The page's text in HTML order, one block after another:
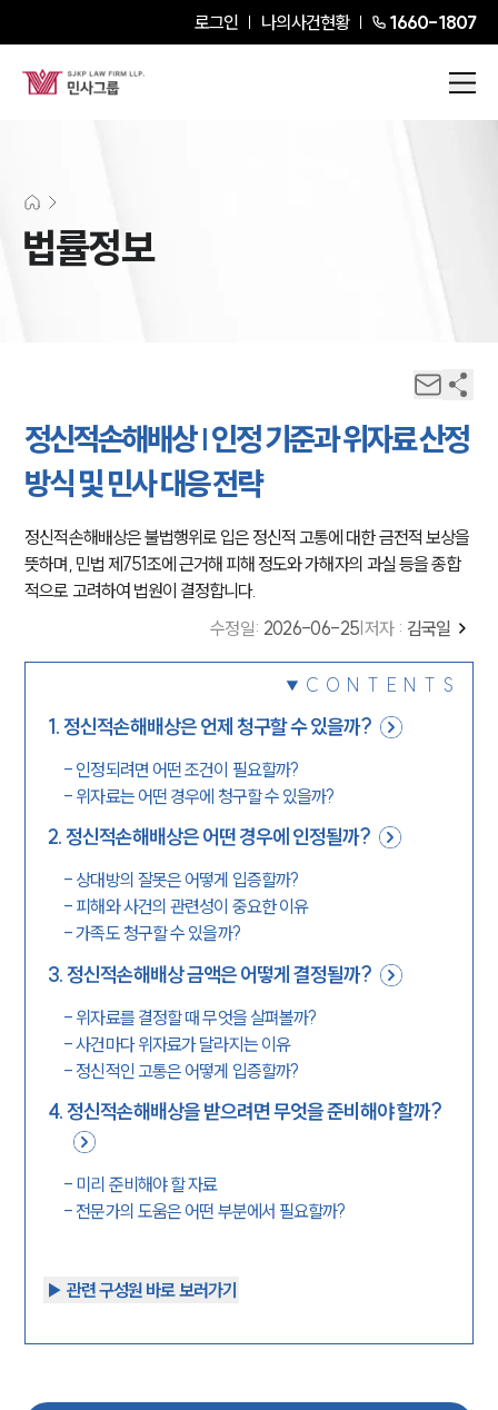
로그인 나의사건현황 1660-1807
법률정보
정신적손해배상 | 인정 기준과 위자료 산정
방식 및 민사 대응 전략
정신적손해배상은 불법행위로 입은 정신적 고통에 대한 금전적 보상을
뜻하며, 민법 제751조에 근거해 피해 정도와 가해자의 과실 등을 종합
적으로 고려하여 법원이 결정합니다.
수정일: 2026-06-25 저자 : 김국일
CONTENTS
1.정신적손해배상은 언제 청구할 수 있을까?
- 인정되려면 어떤 조건이 필요할까?
- 위자료는 어떤 경우에 청구할 수 있을까?
2.정신적손해배상은 어떤 경우에 인정될까?
- 상대방의 잘못은 어떻게 입증할까?
- 피해와 사건의 관련성이 중요한 이유
-가족도 청구할 수 있을까?
3.정신적손해배상 금액은 어떻게 결정될까?
- 위자료를 결정할 때 무엇을 살펴볼까?
-사건마다 위자료가 달라지는 이유
- 정신적인 고통은 어떻게 입증할까?
4.정신적손해배상을 받으려면 무엇을 준비해야 할까?
- 미리 준비해야 할 자료
- 전문가의 도움은 어떤 부분에서 필요할까?
▶︎ 관련 구성원 바로 보러가기